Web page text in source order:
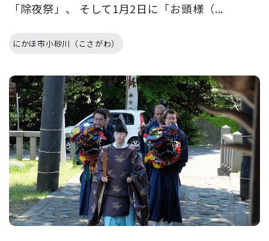
「除夜祭」、 そして1月2日に「お頭様（...
にかほ市小砂川（こさがわ）